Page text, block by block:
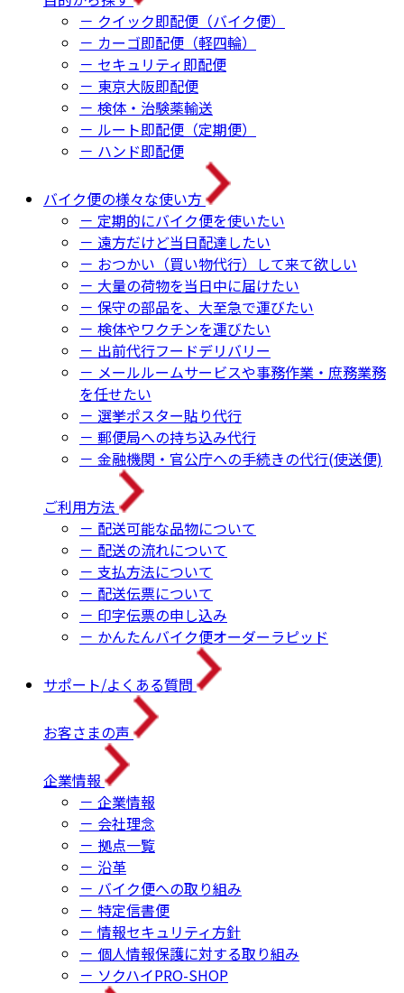
－ クイック即配便（バイク便）
－ カーゴ即配便（軽四輪）
－ セキュリティ即配便
－ 東京大阪即配便
－ 検体・治験薬輸送
－ ルート即配便（定期便）
－ ハンド即配便
バイク便の様々な使い方
－ 定期的にバイク便を使いたい
－ 遠方だけど当日配達したい
－ おつかい（買い物代行）して来て欲しい
－ 大量の荷物を当日中に届けたい
－ 保守の部品を、大至急で運びたい
－ 検体やワクチンを運びたい
－ 出前代行フードデリバリー
－ メールルームサービスや事務作業・庶務業務
を任せたい
－ 選挙ポスター貼り代行
－ 郵便局への持ち込み代行
－ 金融機関・官公庁への手続きの代行(使送便)
ご利用方法
－ 配送可能な品物について
－ 配送の流れについて
－ 支払方法について
－ 配送伝票について
－ 印字伝票の申し込み
－ かんたんバイク便オーダーラピッド
サポート/よくある質問
お客さまの声
企業情報
－ 企業情報
－ 会社理念
－ 拠点一覧
－ 沿革
－ バイク便への取り組み
－ 特定信書便
－ 情報セキュリティ方針
－ 個人情報保護に対する取り組み
－ ソクハイPRO-SHOP